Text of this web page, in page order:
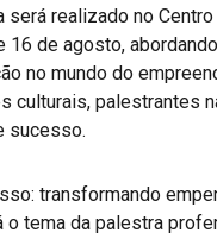
será realizado no
16 de agosto,
no mundo do
culturais, palestrantes
sucesso.
transformando
o tema da palestra